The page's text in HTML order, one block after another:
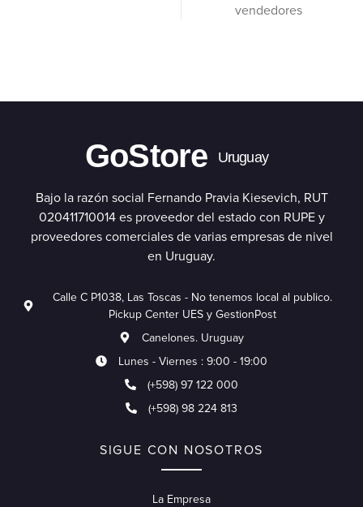
vendedores
GoStore Uruguay
Bajo la razón social Fernando Pravia Kiesevich, RUT
020411710014 es proveedor del estado con RUPE y
proveedores comerciales de varias empresas de nivel
en Uruguay.
Calle C P1038, Las Toscas - No tenemos local al publico.
Pickup Center UES y GestionPost
Canelones. Uruguay
Lunes - Viernes : 9:00 - 19:00
(+598) 97 122 000
(+598) 98 224 813
SIGUE CON NOSOTROS
La Empresa